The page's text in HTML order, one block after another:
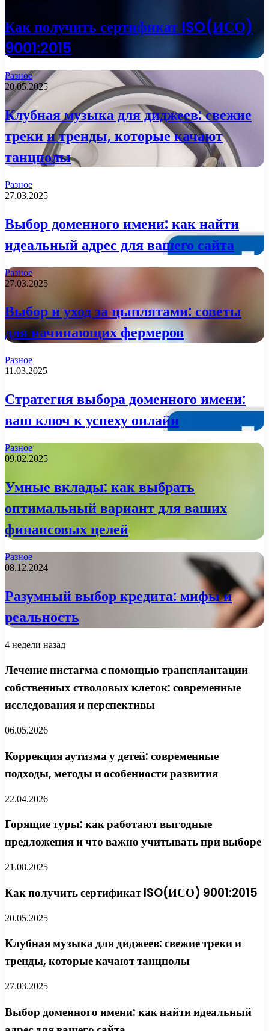
Как получить сертификат ISO(ИСО)
9001:2015
Разное
20.05.2025
Клубная музыка для диджеев: свежие
треки и тренды, которые качают
танцполы
Разное
27.03.2025
Выбор доменного имени: как найти
идеальный адрес для вашего сайта
Разное
27.03.2025
Выбор и уход за цыплятами: советы
для начинающих фермеров
Разное
11.03.2025
Стратегия выбора доменного имени:
ваш ключ к успеху онлайн
Разное
09.02.2025
Умные вклады: как выбрать
оптимальный вариант для ваших
финансовых целей
Разное
08.12.2024
Разумный выбор кредита: мифы и
реальность
4 недели назад
Лечение нистагма с помощью трансплантации
собственных стволовых клеток: современные
исследования и перспективы
06.05.2026
Коррекция аутизма у детей: современные
подходы, методы и особенности развития
22.04.2026
Горящие туры: как работают выгодные
предложения и что важно учитывать при выборе
21.08.2025
Как получить сертификат ISO(ИСО) 9001:2015
20.05.2025
Клубная музыка для диджеев: свежие треки и
тренды, которые качают танцполы
27.03.2025
Выбор доменного имени: как найти идеальный